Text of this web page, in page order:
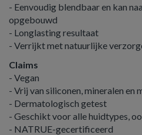
- Eenvoudig blendbaar en kan
opgebouwd
- Longlasting resultaat
- Verrijkt met natuurlijke
Claims
- Vegan
- Vrij van siliconen, mineralen en
- Dermatologisch getest
- Geschikt voor alle huidtypes,
- NATRUE-gecertificeerd